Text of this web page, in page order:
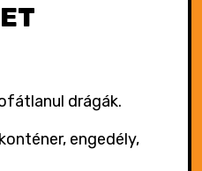
drágák.
engedély,